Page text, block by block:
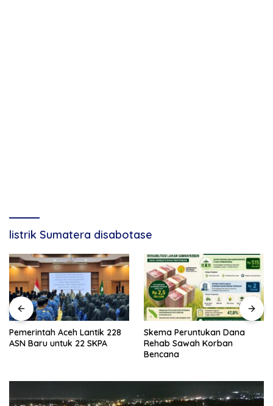
listrik Sumatera disabotase
Pemerintah Aceh Lantik 228
ASN Baru untuk 22 SKPA
Skema Peruntukan Dana
Rehab Sawah Korban
Bencana